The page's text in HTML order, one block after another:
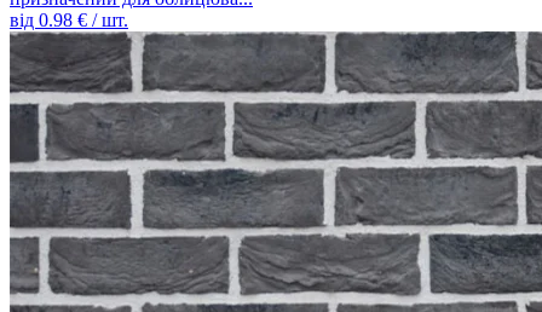
від 0.98 € / шт.